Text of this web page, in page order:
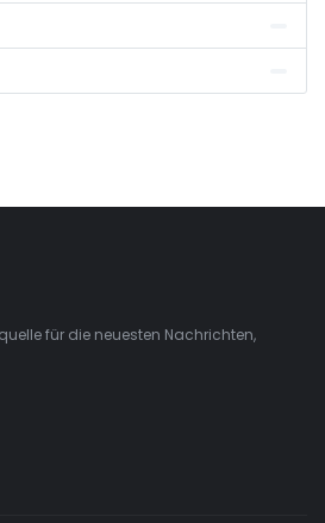
für die neuesten Nachrichten,